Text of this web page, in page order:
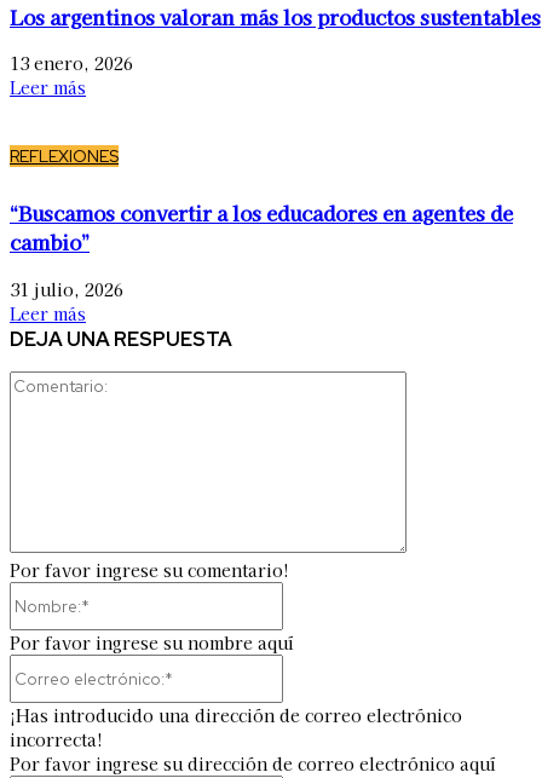
Los argentinos valoran más los productos sustentables
13 enero, 2026
Leer más
REFLEXIONES
“Buscamos convertir a los educadores en agentes de
cambio”
31 julio, 2026
Leer más
DEJA UNA RESPUESTA
Por favor ingrese su comentario!
Por favor ingrese su nombre aquí
¡Has introducido una dirección de correo electrónico
incorrecta!
Por favor ingrese su dirección de correo electrónico aquí